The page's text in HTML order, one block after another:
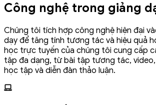
Công nghệ trong giảng
Chúng tôi tích hợp công nghệ hiện đại
dạy để tăng tính tương tác và hiệu quả
học trực tuyến của chúng tôi cung cấp
tập đa dạng, từ bài tập tương tác,
học tập và diễn đàn thảo luận.